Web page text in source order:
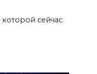
сейчас